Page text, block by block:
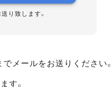
り致します。
でメールをお送りください。
す。